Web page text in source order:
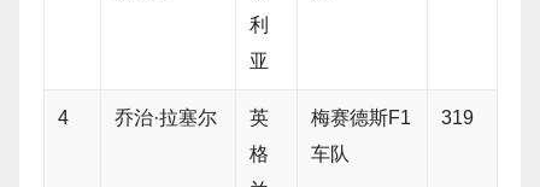
利
亚
4 乔治·拉塞尔
英
格
梅赛德斯F1
车队
319